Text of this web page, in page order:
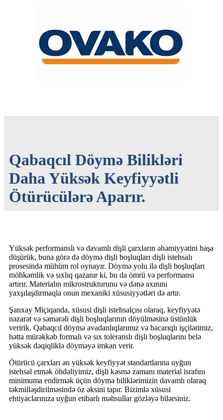
Qabaqcıl Döymə Bilikləri
Daha Yüksək Keyfiyyətli
Ötürücülərə Aparır.
Yüksək performanslı və davamlı dişli çarxların əhəmiyyətini başa
düşürük, buna görə də döymə dişli boşluqları dişli istehsalı
prosesində mühüm rol oynayır. Döymə yolu ilə dişli boşluqları
möhkəmlik və sıxlıq qazanır ki, bu da ömrü və performansı
artırır. Materialın mikrostrukturunu və dənə axınını
yaxşılaşdırmaqla onun mexaniki xüsusiyyətləri də artır.
Şanxay Miçiqanda, xüsusi dişli istehsalçısı olaraq, keyfiyyətə
nəzarət və səmərəli dişli boşluqlarının döyülməsinə üstünlük
veririk. Qabaqcıl döymə avadanlıqlarımız və bacarıqlı işçilərimiz,
hətta mürəkkəb formalı və sıx toleranslı dişli boşluqlarını belə
yüksək dəqiqliklə döyməyə imkan verir.
Ötürücü çarxları ən yüksək keyfiyyət standartlarına uyğun
istehsal etmək öhdəliyimiz, dişli kəsmə zamanı material israfını
minimuma endirmək üçün döymə biliklərimizin davamlı olaraq
təkmilləşdirilməsində öz əksini tapır. Bizimlə xüsusi
ehtiyaclarınıza uyğun etibarlı məhsullar gözləyə bilərsiniz.